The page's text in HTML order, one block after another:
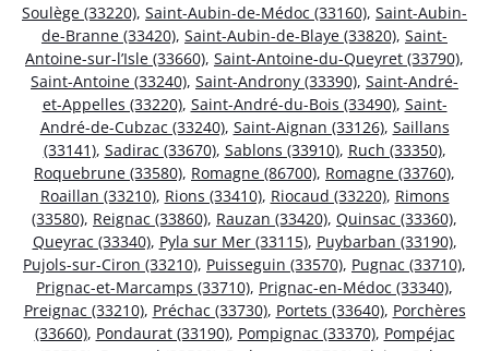
Soulège (33220), Saint-Aubin-de-Médoc (33160), Saint-Aubin-
de-Branne (33420), Saint-Aubin-de-Blaye (33820), Saint-
Antoine-sur-l’Isle (33660), Saint-Antoine-du-Queyret (33790),
Saint-Antoine (33240), Saint-Androny (33390), Saint-André-
et-Appelles (33220), Saint-André-du-Bois (33490), Saint-
André-de-Cubzac (33240), Saint-Aignan (33126), Saillans
(33141), Sadirac (33670), Sablons (33910), Ruch (33350),
Roquebrune (33580), Romagne (86700), Romagne (33760),
Roaillan (33210), Rions (33410), Riocaud (33220), Rimons
(33580), Reignac (33860), Rauzan (33420), Quinsac (33360),
Queyrac (33340), Pyla sur Mer (33115), Puybarban (33190),
Pujols-sur-Ciron (33210), Puisseguin (33570), Pugnac (33710),
Prignac-et-Marcamps (33710), Prignac-en-Médoc (33340),
Preignac (33210), Préchac (33730), Portets (33640), Porchères
(33660), Pondaurat (33190), Pompignac (33370), Pompéjac